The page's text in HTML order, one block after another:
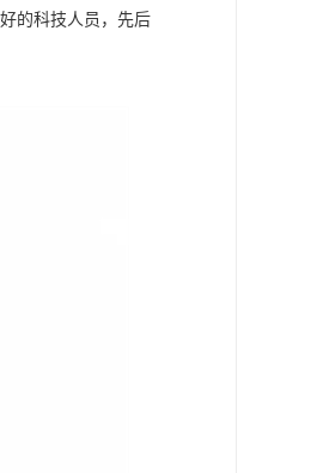
的科技人员，先后